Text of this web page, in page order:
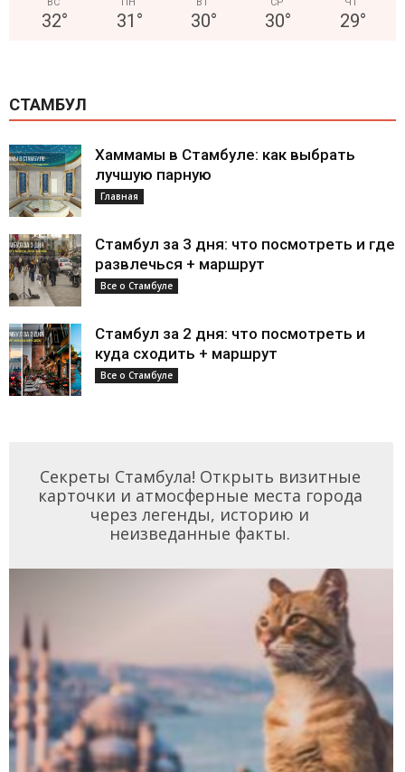
ВС
32°
ПН
31 °
ВТ
30°
СР
30°
ЧТ
29°
СТАМБУЛ
Хаммамы в Стамбуле: как выбрать
лучшую парную
Главная
Стамбул за 3 дня: что посмотреть и где
развлечься + маршрут
Все о Стамбуле
Стамбул за 2 дня: что посмотреть и
куда сходить + маршрут
Все о Стамбуле
Секреты Стамбула! Открыть визитные
карточки и атмосферные места города
через легенды, историю и
неизведанные факты.